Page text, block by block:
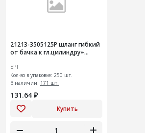
21213-3505125Р шланг гибкий
от бачка к гл.цилиндру+
БРТ
Кол-во в упаковке: 250 шт.
В наличии: 171 шт.
131.64 ₽
Купить